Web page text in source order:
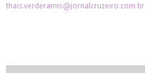
thais.verderamis@jornalcruzeiro.com.br